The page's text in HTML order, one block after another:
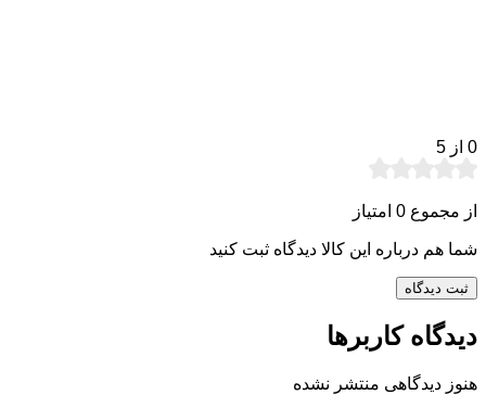
0 از 5
از مجموع 0 امتیاز
شما هم درباره این کالا دیدگاه ثبت کنید
ثبت دیدگاه
دیدگاه کاربرها
هنوز دیدگاهی منتشر نشده